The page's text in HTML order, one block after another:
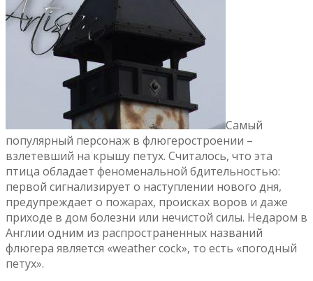
Самый
популярный персонаж в флюгеростроении –
взлетевший на крышу петух. Считалось, что эта
птица обладает феноменальной бдительностью:
первой сигнализирует о наступлении нового дня,
предупреждает о пожарах, происках воров и даже
приходе в дом болезни или нечистой силы. Недаром в
Англии одним из распространенных названий
флюгера является «weather cock», то есть «погодный
петух».